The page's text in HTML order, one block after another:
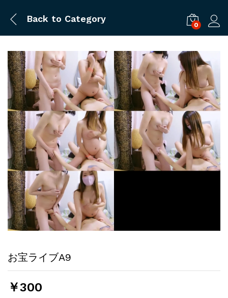
Back to Category
0
お宝ライブA9
￥300